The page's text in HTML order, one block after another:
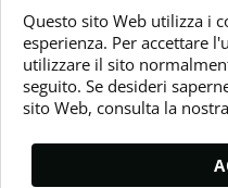
Questo sito Web utilizza i
esperienza. Per accettare
utilizzare il sito
seguito. Se desideri
sito Web, consulta la
Copyright 2026
Trustmeup Ireland Limited
VAT 3804385KH